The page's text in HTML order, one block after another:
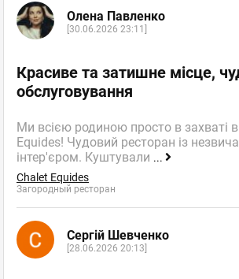
Олена Павленко
[30.06.2026 23:11]
Красиве та затишне місце,
обслуговування
Ми всією родиною просто в захваті
Equides! Чудовий ресторан із
інтер'єром. Куштували ...
Chalet Equides
Загородный ресторан
Сергій Шевченко
[28.06.2026 20:13]